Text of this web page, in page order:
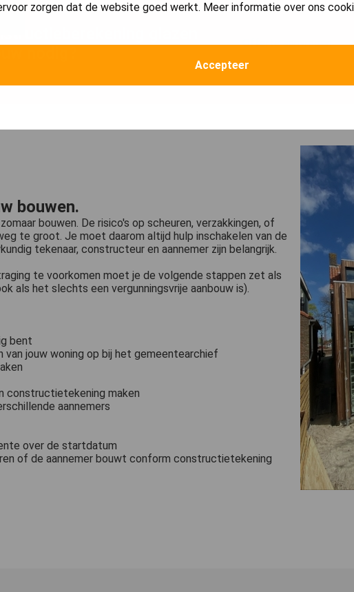
zorgen dat de website goed werkt. Meer informatie over ons
Accepteer
glazen
Offerte aanvragen
bouwen.
bouwen. De risico's op scheuren, verzakkingen, of
te groot. Je moet daarom altijd hulp inschakelen van de
tekenaar, constructeur en aannemer zijn belangrijk.
te voorkomen moet je de volgende stappen zet als
als het slechts een vergunningsvrije aanbouw is).
bent
van jouw woning op bij het gemeentearchief
constructietekening maken
aannemers
over de startdatum
of de aannemer bouwt conform constructietekening